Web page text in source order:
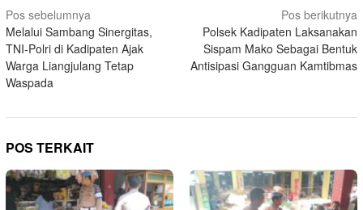
Navigasi
pos
Pos sebelumnya
Melalui Sambang Sinergitas,
TNI-Polri di Kadipaten Ajak
Warga Liangjulang Tetap
Waspada
Pos berikutnya
Polsek Kadipaten Laksanakan
Sispam Mako Sebagai Bentuk
Antisipasi Gangguan Kamtibmas
POS TERKAIT